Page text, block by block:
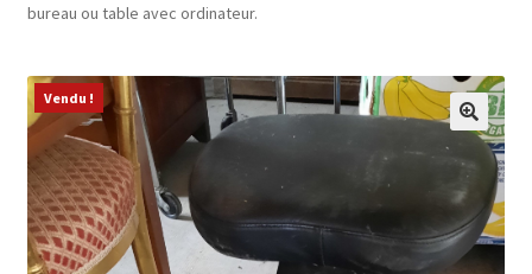
Catalogue
enfant
Contact
bureau ou table avec ordinateur.
Vendu !